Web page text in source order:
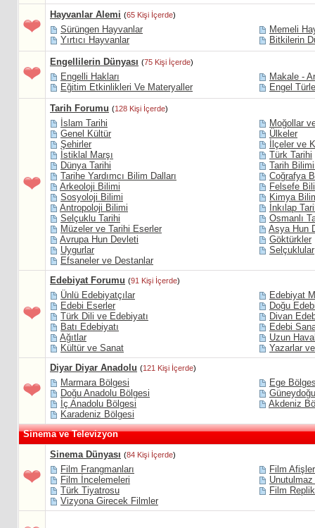
Hayvanlar Alemi (65 Kişi İçerde)
Sürüngen Hayvanlar
Memeli
Yırtıcı Hayvanlar
Bitkilerin
Engellilerin Dünyası (75 Kişi İçerde)
Engelli Hakları
Makale -
Eğitim Etkinlikleri Ve Materyaller
Engel
Tarih Forumu (128 Kişi İçerde)
İslam Tarihi
Moğollar
Genel Kültür
Ülkeler
Şehirler
İlçeler ve
İstiklal Marşı
Türk Tarihi
Dünya Tarihi
Tarih
Tarihe Yardımcı Bilim Dalları
Coğrafya
Arkeoloji Bilimi
Felsefe
Sosyoloji Bilimi
Kimya
Antropoloji Bilimi
İnkılap
Selçuklu Tarihi
Osmanlı
Müzeler ve Tarihi Eserler
Asya Hun
Avrupa Hun Devleti
Göktürkler
Uygurlar
Selçuklular
Efsaneler ve Destanlar
Edebiyat Forumu (91 Kişi İçerde)
Ünlü Edebiyatçılar
Edebiyat
Edebi Eserler
Doğu
Türk Dili ve Edebiyatı
Divan
Batı Edebiyatı
Edebi
Ağıtlar
Uzun
Kültür ve Sanat
Yazarlar
Diyar Diyar Anadolu (121 Kişi İçerde)
Marmara Bölgesi
Ege
Doğu Anadolu Bölgesi
İç Anadolu Bölgesi
Akdeniz
Karadeniz Bölgesi
Sinema ve Televizyon
Sinema Dünyası (84 Kişi İçerde)
Film Frangmanları
Film
Film İncelemeleri
Türk Tiyatrosu
Film
Vizyona Girecek Filmler